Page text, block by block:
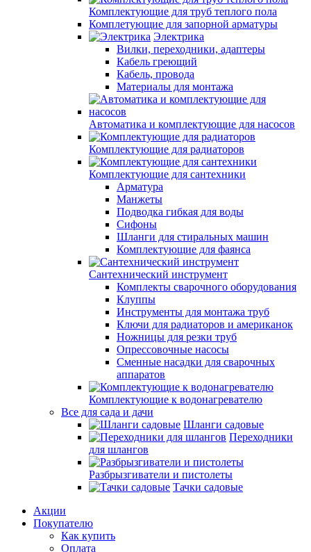
Комплектующие для труб теплого пола
Комплетующие для запорной арматуры
Электрика
Вилки, переходники, адаптеры
Кабель греющий
Кабель, провода
Материалы для монтажа
Автоматика и комплектующие для насосов
Комплектующие для радиаторов
Комплектующие для сантехники
Арматура
Манжеты
Подводка гибкая для воды
Сифоны
Шланги для стиральных машин
Комплектующие для фаянса
Сантехнический инструмент
Комплекты сварочного оборудования
Клуппы
Инструменты для монтажа труб
Ключи для радиаторов и американок
Ножницы для резки труб
Опрессовочные насосы
Сменные насадки для сварочных
аппаратов
Комплектующие к водонагревателю
Все для сада и дачи
Шланги садовые
Переходники
для шлангов
Разбрызгиватели и пистолеты
Тачки садовые
Акции
Покупателю
Как купить
Оплата